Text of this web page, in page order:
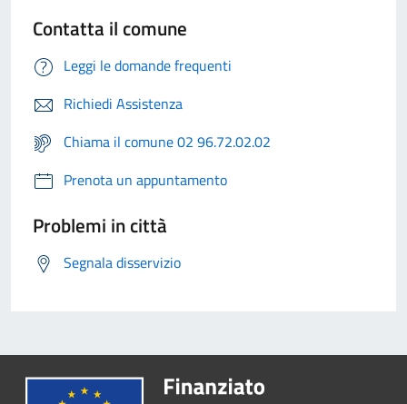
Contatta il comune
Leggi le domande frequenti
Richiedi Assistenza
Chiama il comune 02 96.72.02.02
Prenota un appuntamento
Problemi in città
Segnala disservizio